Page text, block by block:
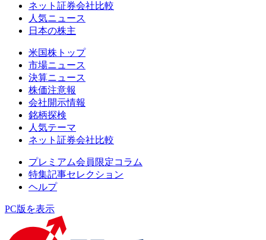
ネット証券会社比較
人気ニュース
日本の株主
米国株トップ
市場ニュース
決算ニュース
株価注意報
会社開示情報
銘柄探検
人気テーマ
ネット証券会社比較
プレミアム会員限定コラム
特集記事セレクション
ヘルプ
PC版を表示